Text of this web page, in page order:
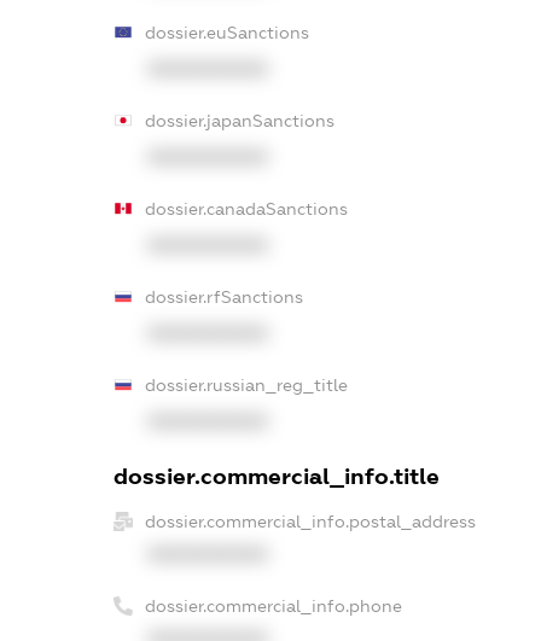
dossier.euSanctions
dossier.japanSanctions
dossier.canadaSanctions
dossier.rfSanctions
dossier.russian_reg_title
dossier.commercial_info.title
dossier.commercial_info.postal_address
dossier.commercial_info.phone